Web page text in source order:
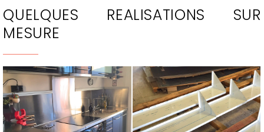
QUELQUES REALISATIONS SUR
MESURE